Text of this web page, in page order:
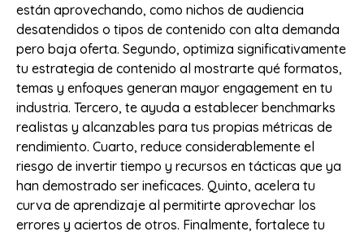
están aprovechando, como nichos de audiencia
desatendidos o tipos de contenido con alta demanda
pero baja oferta. Segundo, optimiza significativamente
tu estrategia de contenido al mostrarte qué formatos,
temas y enfoques generan mayor engagement en tu
industria. Tercero, te ayuda a establecer benchmarks
realistas y alcanzables para tus propias métricas de
rendimiento. Cuarto, reduce considerablemente el
riesgo de invertir tiempo y recursos en tácticas que ya
han demostrado ser ineficaces. Quinto, acelera tu
curva de aprendizaje al permitirte aprovechar los
errores y aciertos de otros. Finalmente, fortalece tu